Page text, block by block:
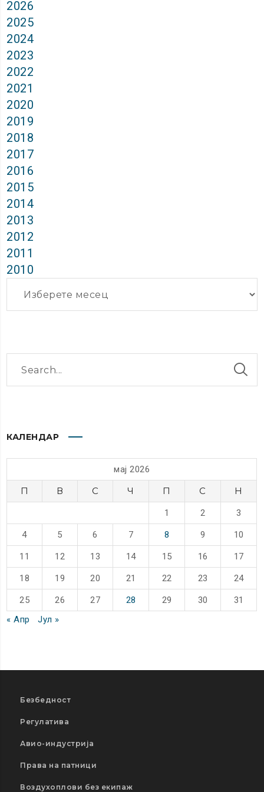
2026
2025
2024
2023
2022
2021
2020
2019
2018
2017
2016
2015
2014
2013
2012
2011
2010
КАЛЕНДАР
мај 2026
П В С Ч П С Н
1 2 3
4 5 6 7 8 9 10
11 12 13 14 15 16 17
18 19 20 21 22 23 24
25 26 27 28 29 30
31
« Апр
Јул »
Безбедност
Регулатива
Авио-индустрија
Права на патници
Воздухоплови без екипаж